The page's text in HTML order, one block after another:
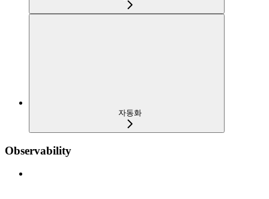
자동화
Observability